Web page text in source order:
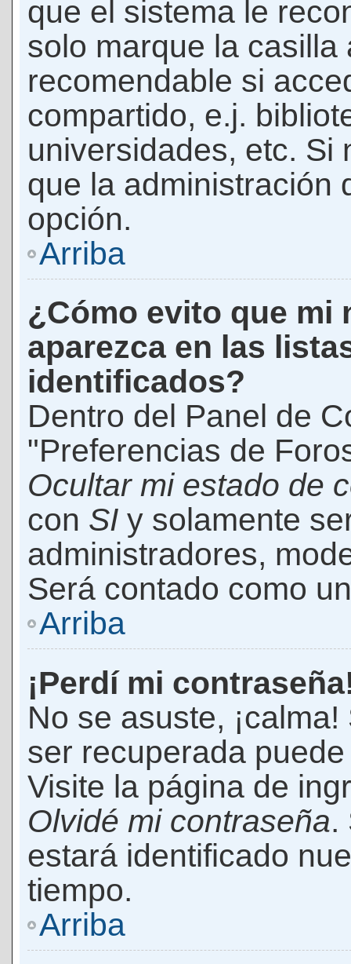
que el sistema le
solo marque la casilla
recomendable si
compartido, e.j.
universidades, etc. Si
que la administración
opción.
Arriba
¿Cómo evito que mi
aparezca en las
identificados?
Dentro del Panel de
"Preferencias de
Ocultar mi estado de
con SI y solamente
administradores,
Será contado como
Arriba
¡Perdí mi
No se asuste,
ser recuperada
Visite la página de
Olvidé mi contraseña.
estará identificado
tiempo.
Arriba